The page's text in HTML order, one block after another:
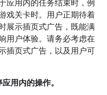
应用内的任务结束时，例
戏关卡时。用户正期待着
展示插页式广告，既能满
用户体验。请务必考虑在
插页式广告，以及用户可
用内的操作。